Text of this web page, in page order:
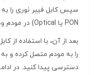
سپس کابل فیبر نوری را
PON یا Optical) در مودم وصل کنید.
بعد از آن، با استفاده از
را به مودم متصل کرده و
دسترسی پیدا کنید. در